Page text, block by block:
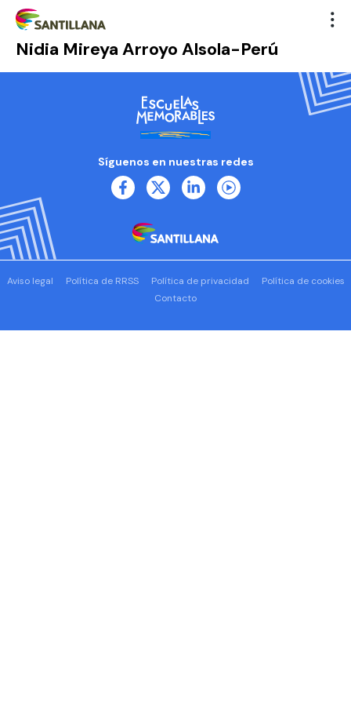
Nidia Mireya Arroyo Alsola-Perú
Síguenos en nuestras redes
Aviso legal Política de RRSS Política de privacidad
Política de cookies
Contacto